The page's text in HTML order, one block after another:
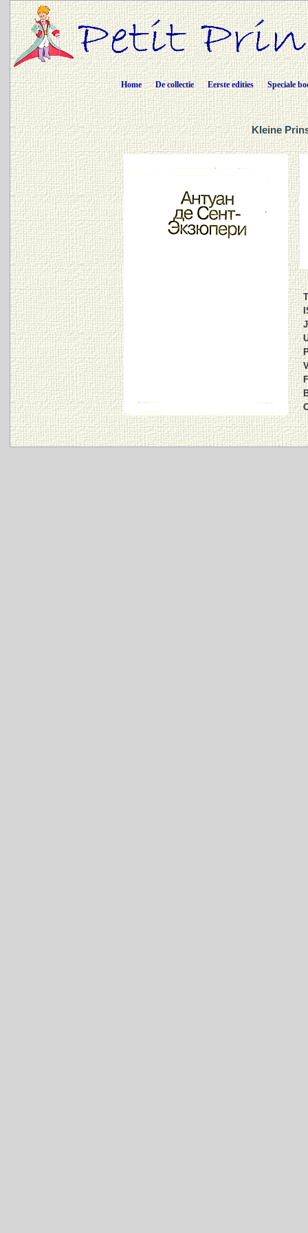
Home De collectie Eerste edities Speciale
Kleine